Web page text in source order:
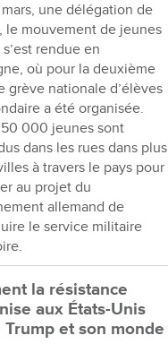
une délégation de
le mouvement de jeunes
rendue en
où pour la deuxième
grève nationale d’élèves
a été organisée.
50 000 jeunes sont
dans les rues dans plus
à travers le pays pour
au projet du
allemand de
le service militaire
la résistance
aux États-Unis
et son monde